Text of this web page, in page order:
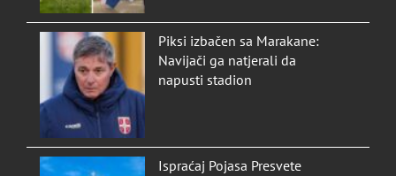
Piksi izbačen sa Marakane:
Navijači ga natjerali da
napusti stadion
Ispraćaj Pojasa Presvete